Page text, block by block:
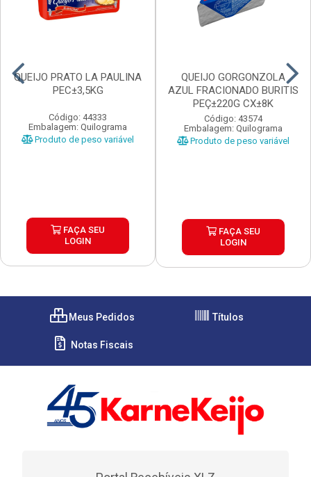
QUEIJO PRATO LA PAULINA
PEC±3,5KG
Código: 44333
Embalagem: Quilograma
Produto de peso variável
FAÇA SEU
LOGIN
QUEIJO GORGONZOLA
AZUL FRACIONADO BURITIS
PEÇ±220G CX±8K
Código: 43574
Embalagem: Quilograma
Produto de peso variável
FAÇA SEU
LOGIN
Meus Pedidos Títulos
Notas Fiscais